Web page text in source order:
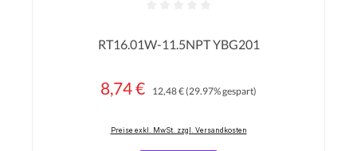
RT16.01W-11.5NPT YBG201
Verkaufspreis:
8,74 € 12,48 €(29.97% gespart)
Preise exkl. MwSt. zzgl. Versandkosten